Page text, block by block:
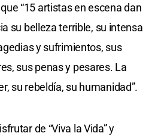
“15 artistas en escena dan
su belleza terrible, su intensa
y sufrimientos, sus
sus penas y pesares. La
su rebeldía, su humanidad”.
de “Viva la Vida” y